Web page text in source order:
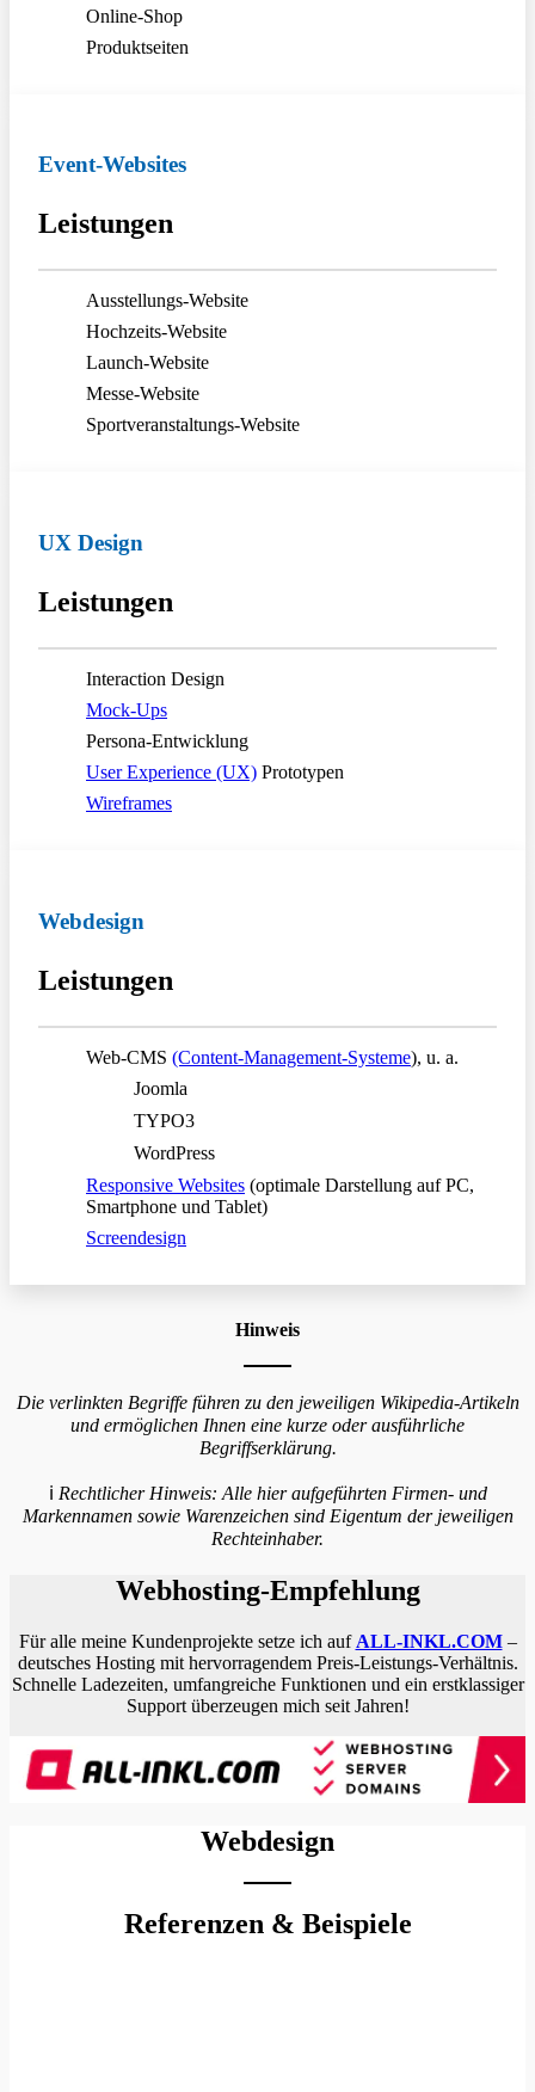
Online-Shop
Produktseiten
Event-Websites
Leistungen
Ausstellungs-Website
Hochzeits-Website
Launch-Website
Messe-Website
Sportveranstaltungs-Website
UX Design
Leistungen
Interaction Design
Mock-Ups
Persona-Entwicklung
User Experience (UX) Prototypen
Wireframes
Webdesign
Leistungen
Web-CMS (Content-Management-Systeme), u. a.
Joomla
TYPO3
WordPress
Responsive Websites (optimale Darstellung auf PC,
Smartphone und Tablet)
Screendesign
Hinweis
Die verlinkten Begriffe führen zu den jeweiligen Wikipedia-Artikeln
und ermöglichen Ihnen eine kurze oder ausführliche
Begriffserklärung.
ℹ️ Rechtlicher Hinweis:Alle hier aufgeführten Firmen- und
Markennamen sowie Warenzeichen sind Eigentum der jeweiligen
Rechteinhaber.
Webhosting-Empfehlung
Für alle meine Kundenprojekte setze ich auf ALL-INKL.COM –
deutsches Hosting mit hervorragendem Preis-Leistungs-Verhältnis.
Schnelle Ladezeiten, umfangreiche Funktionen und ein erstklassiger
Support überzeugen mich seit Jahren!
Webdesign
Referenzen & Beispiele